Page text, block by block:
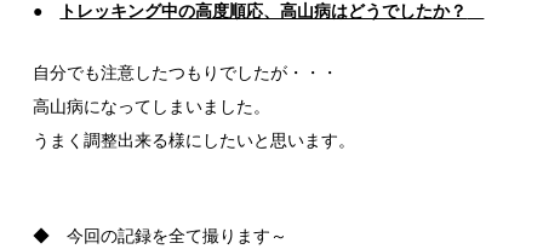
● トレッキング中の高度順応、高山病はどうでしたか？
自分でも注意したつもりでしたが・・・
高山病になってしまいました。
うまく調整出来る様にしたいと思います。
◆ 今回の記録を全て撮ります～